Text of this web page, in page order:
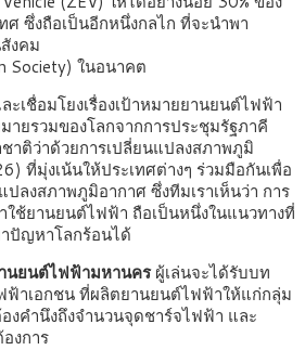
ศ ซึ่งถือเป็นอีกหนึ่งกลไก ที่จะนำพา
งคม
Society) ในอนาคต
เชื่อมโยงเรื่องเป้าหมายยานยนต์ไฟฟ้า
ายรวมของโลกจากการประชุมรัฐภาคี
ติว่าด้วยการเปลี่ยนแปลงสภาพภูมิ
ที่มุ่งเน้นให้ประเทศต่างๆ ร่วมมือกันเพื่อ
ลงสภาพภูมิอากาศ ซึ่งทีมเราเห็นว่า การ
ช้ยานยนต์ไฟฟ้า ถือเป็นหนึ่งในแนวทางที่
ปัญหาโลกร้อนได้
นยนต์ไฟฟ้ามหานครผู้เล่นจะได้รับบท
าเอกชน ที่ผลิตยานยนต์ไฟฟ้าให้แก่กลุ่ม
งคำนึงถึงจำนวนจุดชาร์จไฟฟ้า และ
งการ